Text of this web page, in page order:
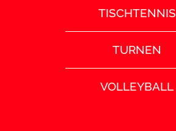
TISCHTENNIS
TURNEN
VOLLEYBALL